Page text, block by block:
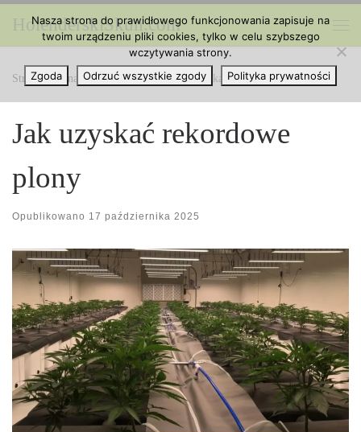
Przejdź do treści
HolenderskiSkun.com
Strona główna » Uprawa Konopi » Jak uzyskać rekordowe plony
Jak uzyskać rekordowe
plony
Opublikowano 17 października 2025
Nasza strona do prawidłowego funkcjonowania zapisuje na
twoim urządzeniu pliki cookies, tylko w celu szybszego
wczytywania strony.
Zgoda
Odrzuć wszystkie zgody Polityka prywatności